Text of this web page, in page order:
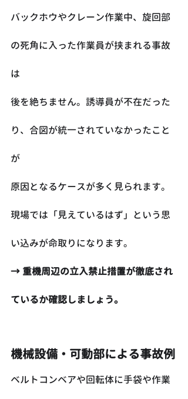
バックホウやクレーン作業中、旋回部
の死角に入った作業員が挟まれる事故
は
後を絶ちません。誘導員が不在だった
り、合図が統一されていなかったこと
が
原因となるケースが多く見られます。
現場では「見えているはず」という思
い込みが命取りになります。
→ 重機周辺の立入禁止措置が徹底され
ているか確認しましょう。
機械設備・可動部による事故例
ベルトコンベアや回転体に手袋や作業